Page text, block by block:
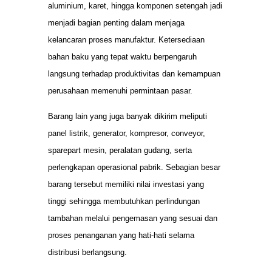
aluminium, karet, hingga komponen setengah jadi
menjadi bagian penting dalam menjaga
kelancaran proses manufaktur. Ketersediaan
bahan baku yang tepat waktu berpengaruh
langsung terhadap produktivitas dan kemampuan
perusahaan memenuhi permintaan pasar.
Barang lain yang juga banyak dikirim meliputi
panel listrik, generator, kompresor, conveyor,
sparepart mesin, peralatan gudang, serta
perlengkapan operasional pabrik. Sebagian besar
barang tersebut memiliki nilai investasi yang
tinggi sehingga membutuhkan perlindungan
tambahan melalui pengemasan yang sesuai dan
proses penanganan yang hati-hati selama
distribusi berlangsung.